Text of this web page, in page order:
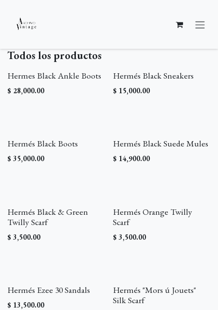
Todos los productos
Hermes Black Ankle Boots
$ 28,000.00
Hermés Black Sneakers
$ 15,000.00
Hermés Black Boots
$ 35,000.00
Hermés Black Suede Mules
$ 14,900.00
Hermés Black & Green
Twilly Scarf
$ 3,500.00
Hermés Orange Twilly
Scarf
$ 3,500.00
Hermés Ezee 30 Sandals
$ 13,500.00
Hermés "Mors ú Jouets"
Silk Scarf